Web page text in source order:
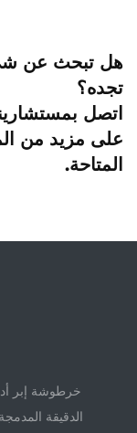
هل تبحث عن
تجده؟
اتصل
على مزيد من
المتاحة.
خرطوشة إبر